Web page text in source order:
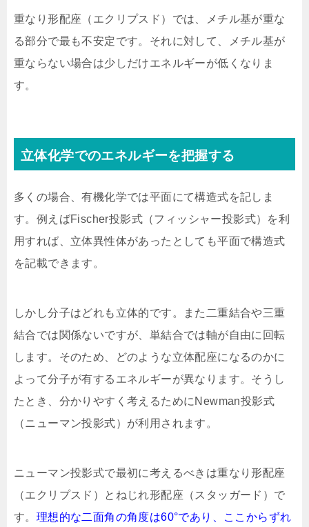
重なり形配座（エクリプスド）では、メチル基が重な
る部分で最も不安定です。それに対して、メチル基が
重ならない場合は少しだけエネルギーが低くなりま
す。
立体化学でのエネルギーを把握する
多くの場合、有機化学では平面にて構造式を記しま
す。例えばFischer投影式（フィッシャー投影式）を利
用すれば、立体異性体があったとしても平面で構造式
を記載できます。
しかし分子はどれも立体的です。また二重結合や三重
結合では関係ないですが、単結合では軸が自由に回転
します。そのため、どのような立体配座になるのかに
よって分子が有するエネルギーが異なります。そうし
たとき、分かりやすく考えるためにNewman投影式
（ニューマン投影式）が利用されます。
ニューマン投影式で最初に考えるべきは重なり形配座
（エクリプスド）とねじれ形配座（スタッガード）で
す。 理想的な二面角の角度は60°であり、ここからずれ